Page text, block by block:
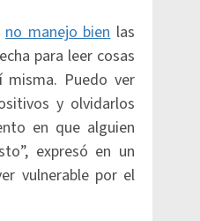
no manejo bienlas
para leer cosas
misma. Puedo ver
y olvidarlos
en que alguien
expresó en un
vulnerable por el